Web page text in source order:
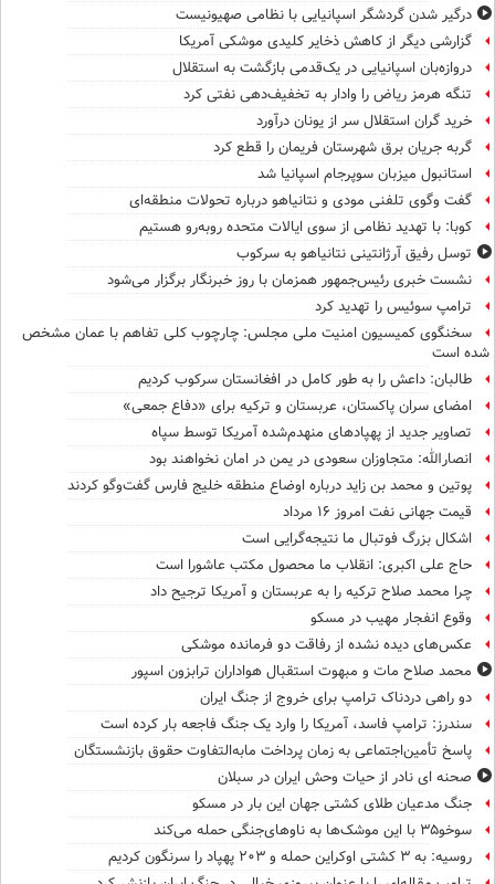
درگیر شدن گردشگر اسپانیایی با نظامی صهیونیست
گزارشی دیگر از کاهش ذخایر کلیدی موشکی آمریکا
دروازه‌بان اسپانیایی در یک‌قدمی بازگشت به استقلال
تنگه هرمز ریاض را وادار به تخفیف‌دهی نفتی کرد
خرید گران استقلال سر از یونان درآورد
گربه جریان برق شهرستان فریمان را قطع کرد
استانبول میزبان سوپرجام اسپانیا شد
گفت وگوی تلفنی مودی و نتانیاهو درباره تحولات منطقه‌ای
کوبا: با تهدید نظامی از سوی ایالات متحده روبه‌رو هستیم
توسل رفیق آرژانتینی نتانیاهو به سرکوب
نشست خبری رئیس‌جمهور همزمان با روز خبرنگار برگزار می‌شود
ترامپ سوئیس را تهدید کرد
سخنگوی کمیسیون امنیت ملی مجلس: چارچوب کلی تفاهم با عمان مشخص
شده است
طالبان: داعش را به طور کامل در افغانستان سرکوب کردیم
امضای سران پاکستان، عربستان و ترکیه برای «دفاع جمعی»
تصاویر جدید از پهپادهای منهدم‌شده آمریکا توسط سپاه
انصارالله: متجاوزان سعودی در یمن در امان نخواهند بود
پوتین و محمد بن زاید درباره اوضاع منطقه خلیج فارس گفت‌وگو کردند
قیمت جهانی نفت امروز ۱۶ مرداد
اشکال بزرگ فوتبال ما نتیجه‌گرایی است
حاج علی اکبری: انقلاب ما محصول مکتب عاشورا است
چرا محمد صلاح ترکیه را به عربستان و آمریکا ترجیح داد
وقوع انفجار مهیب در مسکو
عکس‌های دیده نشده از رفاقت دو فرمانده‌ موشکی
محمد صلاح مات و مبهوت استقبال هواداران ترابزون اسپور
دو راهی دردناک ترامپ برای خروج از جنگ ایران
سندرز: ترامپ فاسد، آمریکا را وارد یک جنگ فاجعه بار کرده است
پاسخ تأمین‌اجتماعی به زمان پرداخت مابه‌التفاوت حقوق بازنشستگان
صحنه ای نادر از حیات وحش ایران در سبلان
جنگ مدعیان طلای کشتی جهان این بار در مسکو
سوخو۳۵ با این موشک‌ها به ناوهای‌جنگی حمله می‌کند
روسیه: به ۳ کشتی اوکراین حمله و ۲۰۳ پهپاد را سرنگون کردیم